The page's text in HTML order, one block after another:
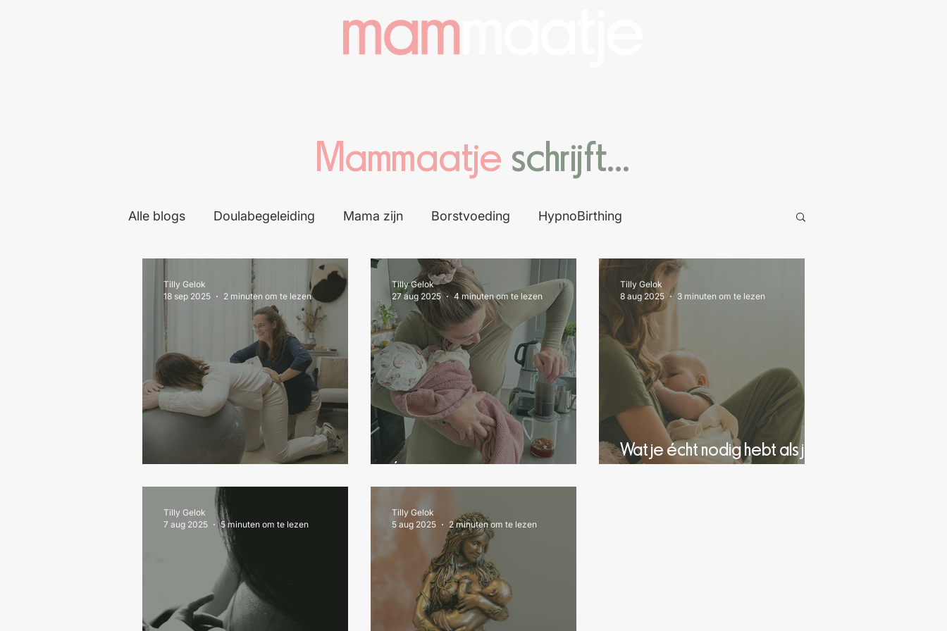
Mammaatje schrijft...
Alle blogs Doulabegeleiding Mama zijn Borstvoeding HypnoBirthing
Tilly Gelok
18 sep 2025
2 minuten om te lezen
Tilly Gelok
27 aug 2025
4 minuten om te lezen
Wat je écht nodig hebt als je
Tilly Gelok
8 aug 2025
3 minuten om te lezen
Tilly Gelok
7 aug 2025
5 minuten om te lezen
Tilly Gelok
5 aug 2025
2 minuten om te lezen